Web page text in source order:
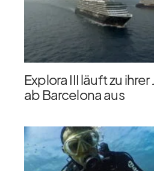
Explora III läuft zu
ab Barcelona aus